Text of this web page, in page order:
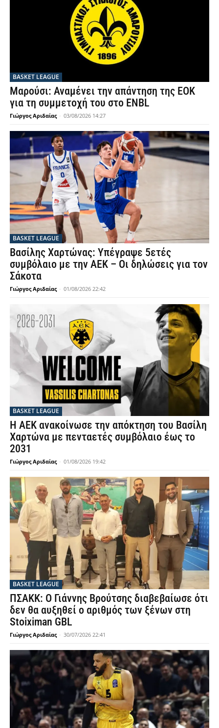
BASKET LEAGUE
Μαρούσι: Αναμένει την απάντηση της ΕΟΚ
για τη συμμετοχή του στο ENBL
Γιώργος Αριδαίας - 03/08/2026 14:27
BASKET LEAGUE
Βασίλης Χαρτώνας: Υπέγραψε 5ετές
συμβόλαιο με την ΑΕΚ – Οι δηλώσεις για τον
Σάκοτα
Γιώργος Αριδαίας - 01/08/2026 22:42
BASKET LEAGUE
Η ΑΕΚ ανακοίνωσε την απόκτηση του Βασίλη
Χαρτώνα με πενταετές συμβόλαιο έως το
2031
Γιώργος Αριδαίας - 01/08/2026 19:42
BASKET LEAGUE
ΠΣΑΚΚ: Ο Γιάννης Βρούτσης διαβεβαίωσε ότι
δεν θα αυξηθεί ο αριθμός των ξένων στη
Stoiximan GBL
Γιώργος Αριδαίας - 30/07/2026 22:41